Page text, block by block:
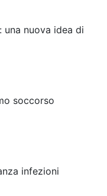
nuova idea di
soccorso
infezioni